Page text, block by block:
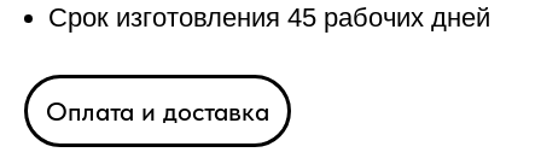
Срок изготовления 45 рабочих дней
Оплата и доставка